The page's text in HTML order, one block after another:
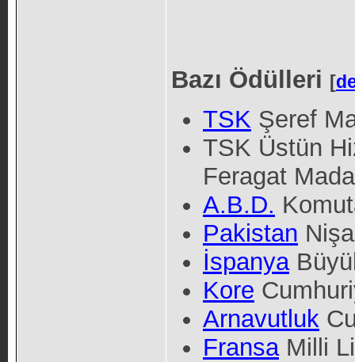
Bazı Ödülleri [
TSK Şeref
TSK Üstün
Feragat
A.B.D.
Pakistan
İspanya
Kore
Arnavutluk
FransaMilli